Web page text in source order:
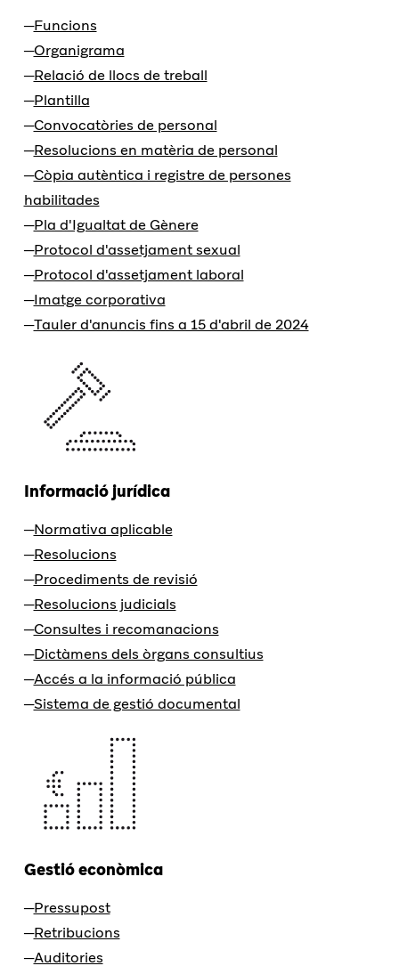
Funcions
Organigrama
Relació de llocs de treball
Plantilla
Convocatòries de personal
Resolucions en matèria de personal
Còpia autèntica i registre de persones
habilitades
Pla d'Igualtat de Gènere
Protocol d'assetjament sexual
Protocol d'assetjament laboral
Imatge corporativa
Tauler d'anuncis fins a 15 d'abril de 2024
Informació jurídica
Normativa aplicable
Resolucions
Procediments de revisió
Resolucions judicials
Consultes i recomanacions
Dictàmens dels òrgans consultius
Accés a la informació pública
Sistema de gestió documental
Gestió econòmica
Pressupost
Retribucions
Auditories